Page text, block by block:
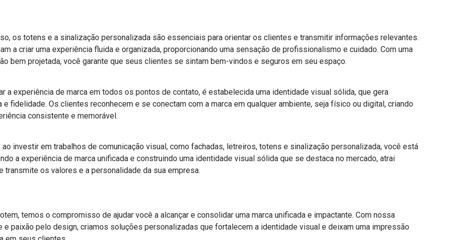
os totens e a sinalização personalizada são essenciais para orientar os clientes e transmitir informações relevantes.
a criar uma experiência fluida e organizada, proporcionando uma sensação de profissionalismo e cuidado. Com uma
bem projetada, você garante que seus clientes se sintam bem-vindos e seguros em seu espaço.
a experiência de marca em todos os pontos de contato, é estabelecida uma identidade visual sólida, que gera
e fidelidade. Os clientes reconhecem e se conectam com a marca em qualquer ambiente, seja físico ou digital, criando
consistente e memorável.
ao investir em trabalhos de comunicação visual, como fachadas, letreiros, totens e sinalização personalizada, você está
a experiência de marca unificada e construindo uma identidade visual sólida que se destaca no mercado, atrai
transmite os valores e a personalidade da sua empresa.
temos o compromisso de ajudar você a alcançar e consolidar uma marca unificada e impactante. Com nossa
e paixão pelo design, criamos soluções personalizadas que fortalecem a identidade visual e deixam uma impressão